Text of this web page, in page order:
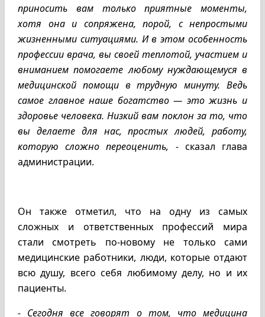
приносить вам только приятные моменты,
хотя она и сопряжена, порой, с непростыми
жизненными ситуациями. И в этом особенность
профессии врача, вы своей теплотой, участием и
вниманием помогаете любому нуждающемуся в
медицинской помощи в трудную минуту. Ведь
самое главное наше богатство — это жизнь и
здоровье человека. Низкий вам поклон за то, что
вы делаете для нас, простых людей, работу,
которую сложно переоценить, - сказал глава
администрации.
Он также отметил, что на одну из самых
сложных и ответственных профессий мира
стали смотреть по-новому не только сами
медицинские работники, люди, которые отдают
всю душу, всего себя любимому делу, но и их
пациенты.
- Сегодня все говорят о том, что медицина